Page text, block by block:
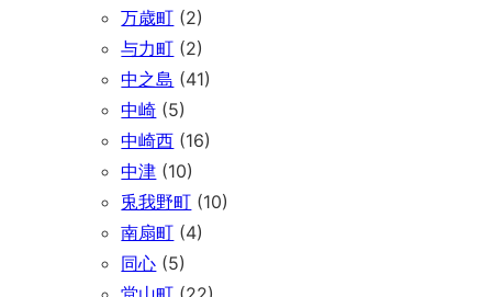
万歳町 (2)
与力町 (2)
中之島 (41)
中崎 (5)
中崎西 (16)
中津 (10)
兎我野町 (10)
南扇町 (4)
同心 (5)